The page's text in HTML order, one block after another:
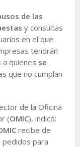
de las
y consultas
en el que
tendrán
a quienes se
que no cumplan
de la Oficina
(OMIC), indicó:
recibe de
pedidos para